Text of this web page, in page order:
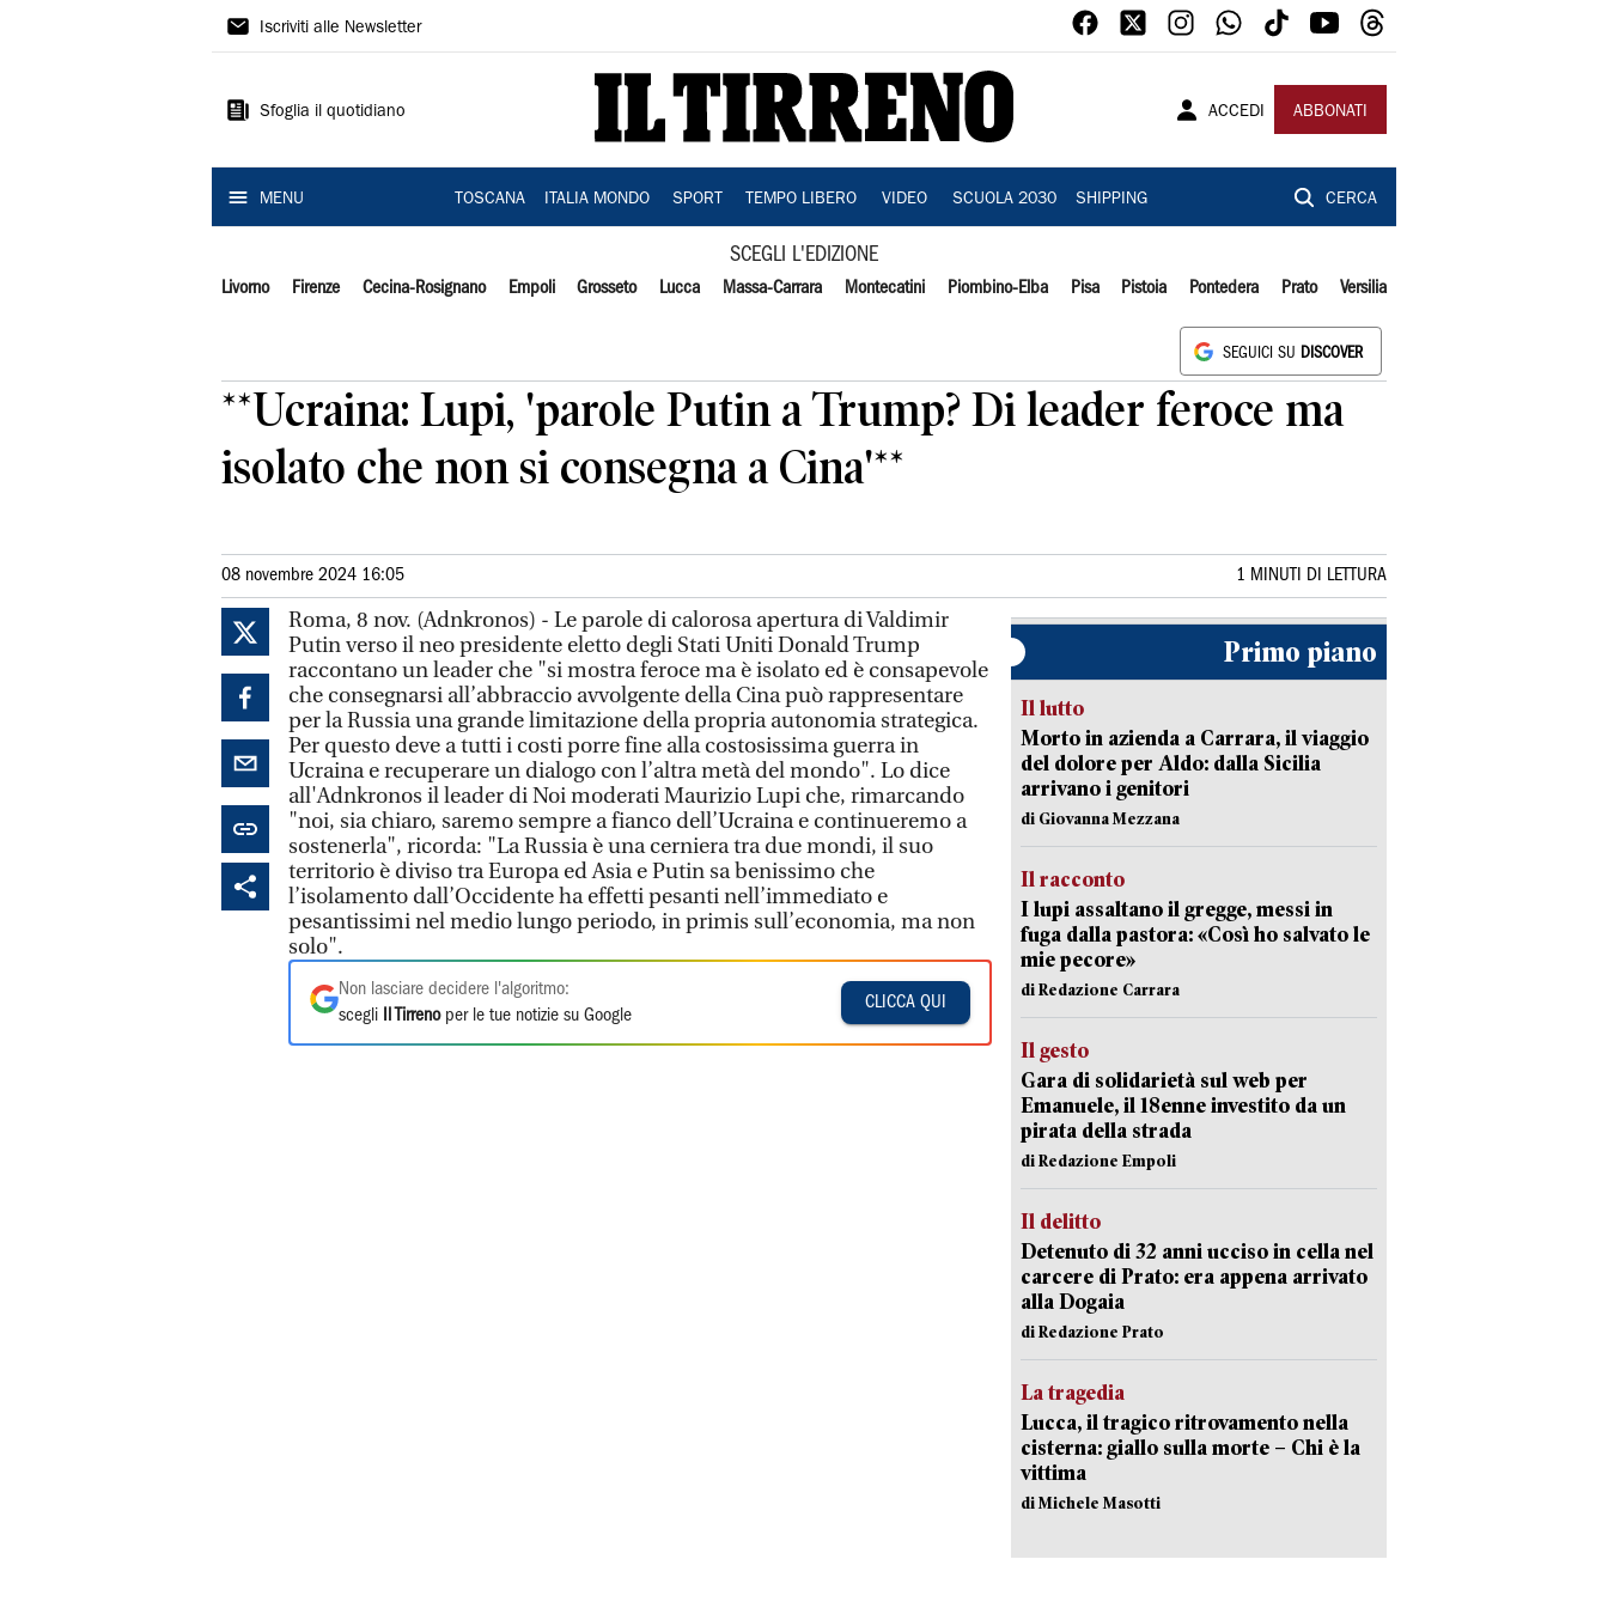
Il
Iscriviti alle Newsletter
Sfoglia il quotidiano ACCEDI ABBONATI
MENU TOSCANA ITALIA MONDO SPORT TEMPO LIBERO VIDEO SCUOLA 2030 SHIPPING CERCA
SCEGLI L'EDIZIONE
Livorno Firenze Cecina-Rosignano Empoli Grosseto Lucca Massa-Carrara Montecatini Piombino-Elba Pisa Pistoia Pontedera Prato Versilia
SEGUICI SU DISCOVER
**Ucraina: Lupi, 'parole Putin a Trump? Di leader feroce ma
isolato che non si consegna a Cina'**
08 novembre 2024 16:05 1 MINUTI DI LETTURA
Roma, 8 nov. (Adnkronos) - Le parole di calorosa apertura di Valdimir
Putin verso il neo presidente eletto degli Stati Uniti Donald Trump
raccontano un leader che "si mostra feroce ma è isolato ed è consapevole
che consegnarsi all’abbraccio avvolgente della Cina può rappresentare
per la Russia una grande limitazione della propria autonomia strategica.
Per questo deve a tutti i costi porre fine alla costosissima guerra in
Ucraina e recuperare un dialogo con l’altra metà del mondo". Lo dice
all'Adnkronos il leader di Noi moderati Maurizio Lupi che, rimarcando
"noi, sia chiaro, saremo sempre a fianco dell’Ucraina e continueremo a
sostenerla", ricorda: "La Russia è una cerniera tra due mondi, il suo
territorio è diviso tra Europa ed Asia e Putin sa benissimo che
l’isolamento dall’Occidente ha effetti pesanti nell’immediato e
pesantissimi nel medio lungo periodo, in primis sull’economia, ma non
solo".
Non lasciare decidere l'algoritmo:
scegli
Il Tirrenoper le tue notizie su Google
CLICCA QUI
Primo piano
Il lutto
Morto in azienda a Carrara, il viaggio
del dolore per Aldo: dalla Sicilia
arrivano i genitori
di Giovanna Mezzana
Il racconto
I lupi assaltano il gregge, messi in
fuga dalla pastora: «Così ho salvato le
mie pecore»
di Redazione Carrara
Il gesto
Gara di solidarietà sul web per
Emanuele, il 18enne investito da un
pirata della strada
di Redazione Empoli
Il delitto
Detenuto di 32 anni ucciso in cella nel
carcere di Prato: era appena arrivato
alla Dogaia
di Redazione Prato
La tragedia
Lucca, il tragico ritrovamento nella
cisterna: giallo sulla morte – Chi è la
vittima
di Michele Masotti